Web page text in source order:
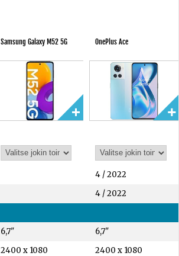
Samsung Galaxy M52 5G OnePlus Ace
4 / 2022
4 / 2022
6,7"
6,7"
2400 x 1080
2400 x 1080